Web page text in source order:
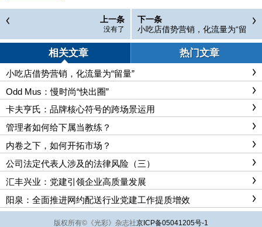
上一条
没有了
下一条
小吃店借势营销，化流量为“留
量”
相关文章 热门文章
小吃店借势营销，化流量为“留量”
Odd Mus：慢时尚“快出圈”
卡夫亨氏：品牌核心符号的跨场景运用
管理者如何给下属当教练？
内卷之下，如何开拓市场？
公司法定代表人涉及的法律风险（三）
汇丰兴业：党建引领企业高质量发展
阳泉：全面推进网约配送行业党建工作提质增效
版权所有© 《光彩》杂志社京ICP备05041205号-1